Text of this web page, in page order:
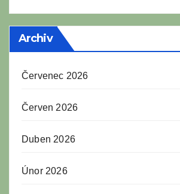
Archiv
Červenec 2026
Červen 2026
Duben 2026
Únor 2026